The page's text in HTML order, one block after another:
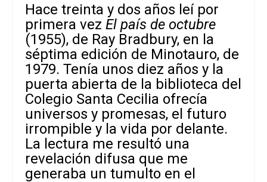
Hace treinta y dos años leí por
primera vezEl país de octubre
(1955), de Ray Bradbury, en la
séptima edición de Minotauro, de
1979. Tenía unos diez años y la
puerta abierta de la biblioteca del
Colegio Santa Cecilia ofrecía
universos y promesas, el futuro
irrompible y la vida por delante.
La lectura me resultó una
revelación difusa que me
generaba un tumulto en el